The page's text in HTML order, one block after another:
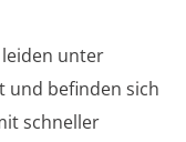
unter
und befinden sich
schneller